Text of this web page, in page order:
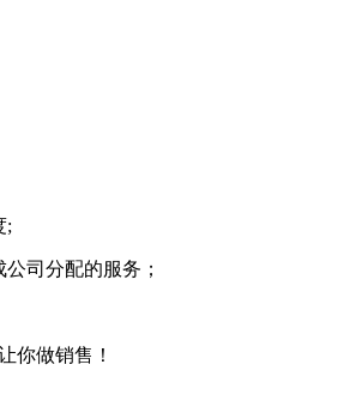
;
司分配的服务；
你做销售！